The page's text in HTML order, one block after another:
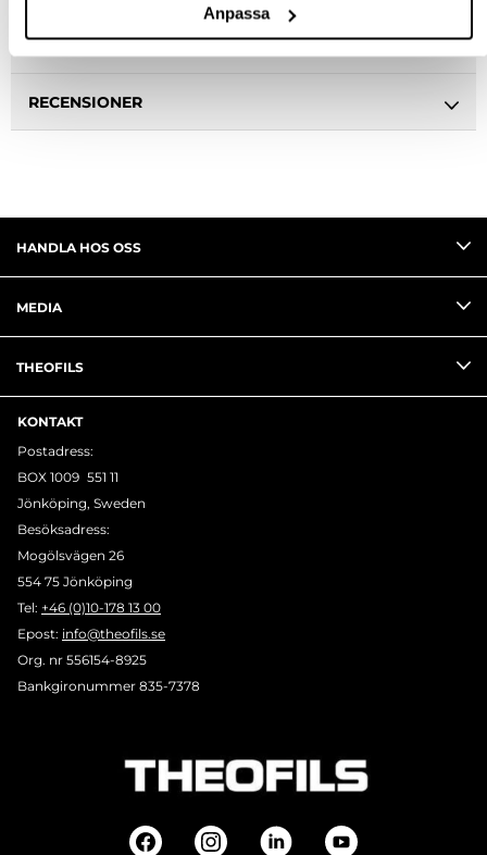
Anpassa
FRÅGA OM PRODUKT
RECENSIONER
HANDLA HOS OSS
MEDIA
THEOFILS
KONTAKT
Postadress:
BOX 1009 551 11
Jönköping, Sweden
Besöksadress:
Mogölsvägen 26
554 75 Jönköping
Tel: +46 (0)10-178 13 00
Epost: info@theofils.se
Org. nr 556154-8925
Bankgironummer 835-7378